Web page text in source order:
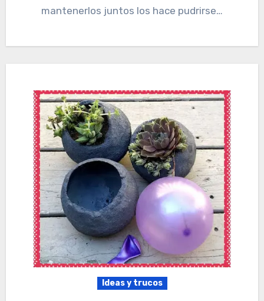
mantenerlos juntos los hace pudrirse…
Ideas y trucos